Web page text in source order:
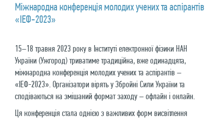
Міжнародна конференція молодих учених та аспірантів
«ІЕФ-2023»
15–18 травня 2023 року в Інституті електронної фізики НАН
України (Ужгород) триватиме традиційна, вже одинадцята,
міжнародна конференція молодих учених та аспірантів –
«ІЕФ-2023». Організатори вірять у Збройні Сили України та
сподіваються на змішаний формат заходу – офлайн і онлайн.
Ця конференція стала однією з важливих форм висвітлення